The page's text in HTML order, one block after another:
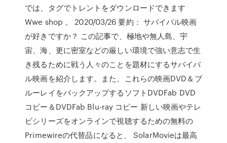
では、タグでトレントをダウンロードできます
Wwe shop 。 2020/03/26 要約： サバイバル映画
が好きですか？ この記事で、極地や無人島、宇
宙、海、更に密室などの厳しい環境で強い意志で生
き残るために戦う人々のことを題材にするサバイバ
ル映画を紹介します。また、これらの映画DVD＆ブ
ルーレイをバックアップするソフトDVDFab DVD
コピー＆DVDFab Blu-ray コピー 新しい映画やテレ
ビシリーズをオンラインで視聴するための無料の
Primewireの代替品になると、 SolarMovieは最高